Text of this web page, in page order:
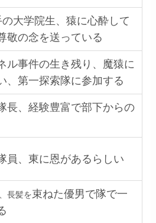
大学院生、猿に心酔して
敬の念を送っている
ル事件の生き残り、魔猿に
、第一探索隊に参加する
長、経験豊富で部下からの
員、東に恩があるらしい
長髪を束ねた優男で隊で一